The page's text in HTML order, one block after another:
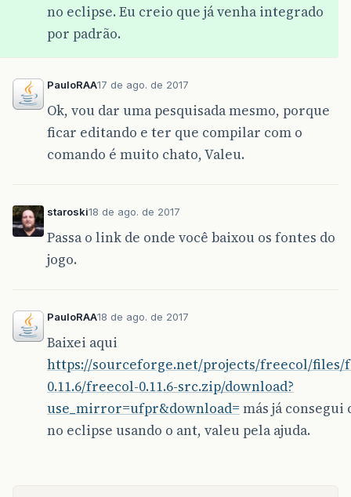
no eclipse. Eu creio que já venha integrado
por padrão.
PauloRAA17 de ago. de 2017
Ok, vou dar uma pesquisada mesmo, porque
ficar editando e ter que compilar com o
comando é muito chato, Valeu.
staroski18 de ago. de 2017
Passa o link de onde você baixou os fontes do
jogo.
PauloRAA18 de ago. de 2017
Baixei aqui
https://sourceforge.net/projects/freecol/
0.11.6/freecol-0.11.6-src.zip/download?
use_mirror=ufpr&download= más já
no eclipse usando o ant, valeu pela ajuda.